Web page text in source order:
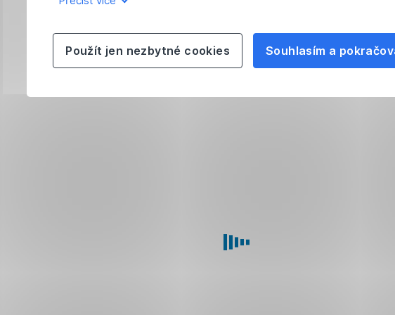
Souhlasím a
Použít jen nezbytné cookies